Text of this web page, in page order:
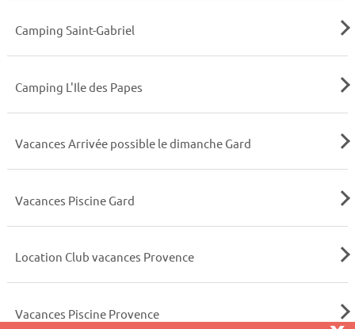
Camping Saint-Gabriel
Camping L'Ile des Papes
Vacances Arrivée possible le dimanche Gard
Vacances Piscine Gard
Location Club vacances Provence
Vacances Piscine Provence